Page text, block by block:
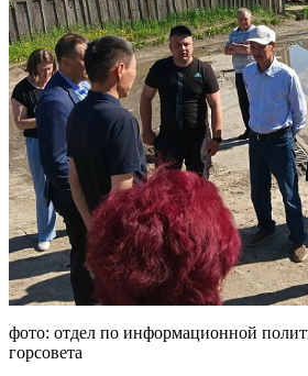
фото: отдел по информационной
горсовета